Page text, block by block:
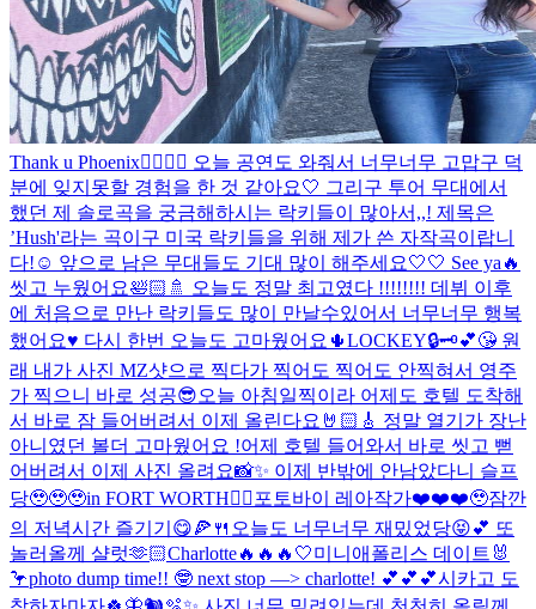
Thank u Phoenix🐦‍🔥🐦‍🔥 오늘 공연도 와줘서 너무너무 고맙구 덕
분에 잊지못할 경험을 한 것 같아요🤍 그리구 투어 무대에서
했던 제 솔로곡을 궁금해하시는 락키들이 많아서,,! 제목은
’Hush'라는 곡이구 미국 락키들을 위해 제가 쓴 자작곡이랍니
다!☺️ 앞으로 남은 무대들도 기대 많이 해주세요🤍🤍 See ya🔥
씻고 누웠어요🛀🏻🚿 오늘도 정말 최고였다 !!!!!!!! 데뷔 이후
에 처음으로 만난 락키들도 많이 만날수있어서 너무너무 행복
했어요♥️ 다시 한번 오늘도 고마웠어요🌵LOCKEY🔒🗝️💕😘 원
래 내가 사진 MZ샷으로 찍다가 찍어도 찍어도 안찍혀서 영주
가 찍으니 바로 성공😎오늘 아침일찍이라 어제도 호텔 도착해
서 바로 잠 들어버려서 이제 올린다요🤘🏻🎸 정말 열기가 장난
아니였던 볼더 고마웠어요 !어제 호텔 들어와서 바로 씻고 뻗
어버려서 이제 사진 올려요📸✨ 이제 반밖에 안남았다니 슬프
당🥹🥹🥹in FORT WORTH❤️‍🔥 포토바이 레아작가❤️❤️❤️🥹잠깐
의 저녁시간 즐기기😋🍕🍴 오늘도 너무너무 재밌었당😝💕 또
놀러올께 샬럿🫶🏻Charlotte🔥🔥🔥 🤍미니애폴리스 데이트🐰
🦩photo dump time!! 🤓 next stop —> charlotte! 💕💕💕시카고 도